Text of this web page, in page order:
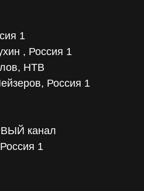
1
, Россия 1
НТВ
Россия 1
канал
1